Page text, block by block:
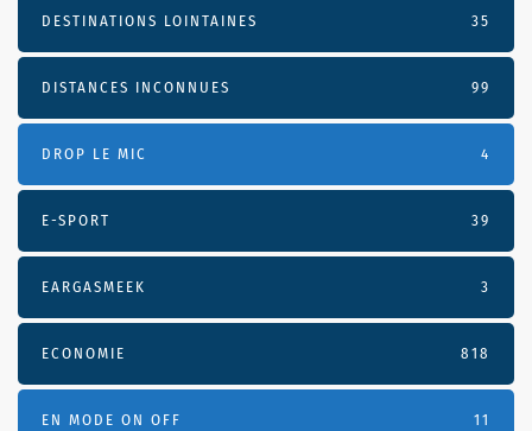
DESTINATIONS LOINTAINES 35
DISTANCES INCONNUES 99
DROP LE MIC 4
E-SPORT 39
EARGASMEEK 3
ECONOMIE 818
EN MODE ON OFF 11